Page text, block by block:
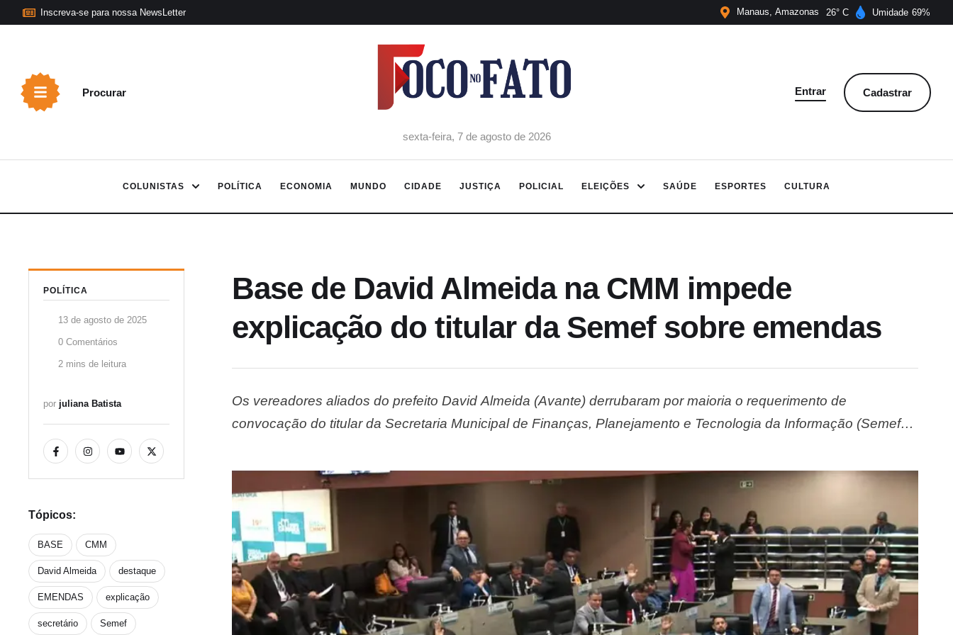
Inscreva-se para nossa NewsLetter Manaus Amazonas 26 Umidade 69
Procurar
sexta-feira, 7 de agosto de 2026
Entrar Cadastrar
COLUNISTAS POLÍTICA ECONOMIA MUNDO CIDADE JUSTIÇA POLICIAL ELEIÇÕES SAÚDE ESPORTES CULTURA
POLÍTICA
13 de agosto de 2025
0 Comentários
2 mins de leitura
por juliana Batista
Tópicos:
BASE CMM
David Almeida destaque
EMENDAS explicação
secretário Semef
Base de David Almeida na CMM impede
explicação do titular da Semef sobre emendas
Os vereadores aliados do prefeito David Almeida (Avante) derrubaram por maioria o requerimento de
convocação do titular da Secretaria Municipal de Finanças, Planejamento e Tecnologia da Informação (Semef),
oposição à gestão do prefeito em exercício. O requerimento é de autoria do …